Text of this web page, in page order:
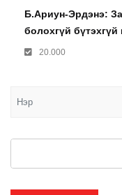
Б.Ариун-Эрдэнэ:
болохгүй
20.000